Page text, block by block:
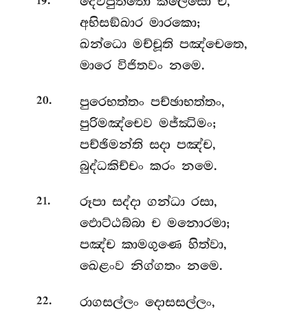
අභිසඞ්ඛාර මාරකො;
ඛන්ධො මච්චූති පඤ්චෙතෙ,
මාරෙ විජිතවං නමෙ.
20.
පුරෙභත්තං පච්ඡාභත්තං,
පුරිමඤ්චෙව මජ්ඣිමං;
පච්ඡිමන්ති සදා පඤ්ච,
බුද්ධකිච්චං කරං නමෙ.
21. රූපා සද්දා ගන්ධා රසා,
ඵොට්ඨබ්බා ච මනොරමා;
පඤ්ච කාමගුණෙ හිත්වා,
ඛෙළංව නිග්ගතං නමෙ.
22. රාගසල්ලං දොසසල්ලං,